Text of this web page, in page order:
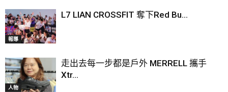
報導
L7 LIAN CROSSFIT 奪下Red Bu...
人物
走出去每一步都是戶外 MERRELL 攜手
Xtr...